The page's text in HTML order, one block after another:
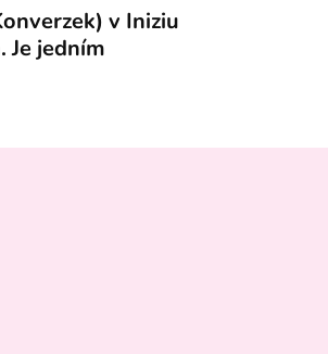
v Iniziu
Je jedním